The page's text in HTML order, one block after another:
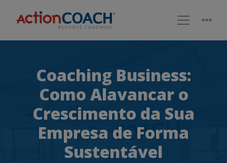
Coaching Business:
Como Alavancar o
Crescimento da Sua
Empresa de Forma
Sustentável